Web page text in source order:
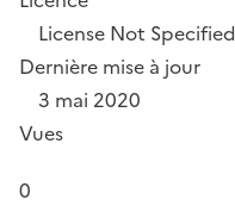
License Not Specified
Dernière mise à jour
3 mai 2020
Vues
0